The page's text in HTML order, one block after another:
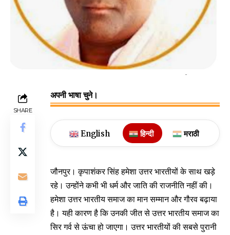
SHARE
अपनी भाषा चुने।
English हिन्दी मराठी
जौनपुर। कृपाशंकर सिंह हमेशा उत्तर भारतीयों के साथ खड़े
रहे। उन्होंने कभी भी धर्म और जाति की राजनीति नहीं की।
हमेशा उत्तर भारतीय समाज का मान सम्मान और गौरव बढ़ाया
है। यही कारण है कि उनकी जीत से उत्तर भारतीय समाज का
सिर गर्व से ऊंचा हो जाएगा। उत्तर भारतीयों की सबसे पुरानी